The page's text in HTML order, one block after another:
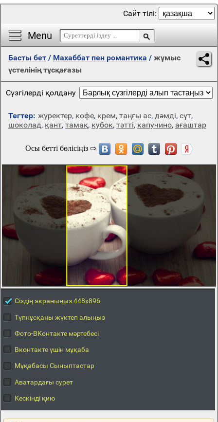
Menu
Сайт тілі:
Басты бет / Махаббат пен романтика / жұмыс
үстелінің тұсқағазы
Сүзгілерді қолдану
Тегтер: жүректер, кофе, крем, таңғы ас, дәмді, сүт,
шоколад, қант, тамақ, кубок, тәтті, капучино, ағаштар
Сіздің экраныңыз 448x896
Түпнұсқаны жүктеп алыңыз
Фото-ВКонтакте мәртебесі
Вконтакте үшін мұқаба
Мұқабасы Сыныптастар
Аватардағы сурет
Кескінді қию